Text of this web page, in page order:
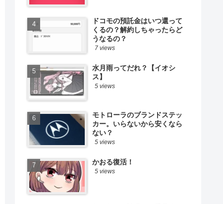
ドコモの預託金はいつ還って
くるの？解約しちゃったらど
うなるの？
7 views
水月雨ってだれ？【イオシ
ス】
5 views
モトローラのブランドステッ
カー。いらないから安くなら
ない？
5 views
かおる復活！
5 views